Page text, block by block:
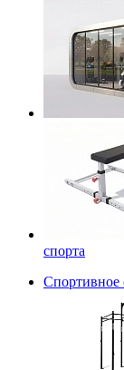
спорта
Спортивное